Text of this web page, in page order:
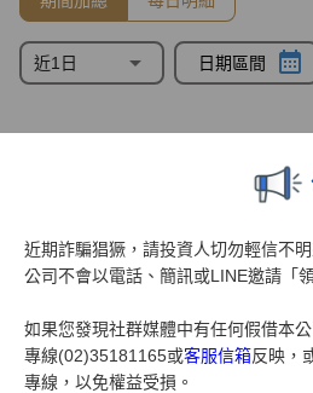
近期詐騙猖獗，請投資人切勿輕信不
公司不會以電話、簡訊或LINE邀請「
如果您發現社群媒體中有任何假借本
專線(02)35181165或客服信箱反映，
專線，以免權益受損。